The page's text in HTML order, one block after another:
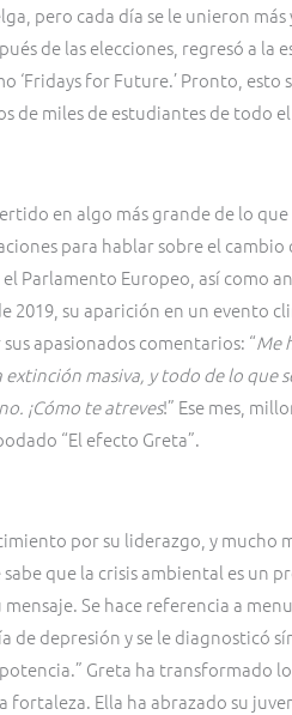
pero cada día se le unieron más
de las elecciones, regresó a la
‘Fridays for Future.’ Pronto, esto
de miles de estudiantes de todo
en algo más grande de lo
para hablar sobre el
Parlamento Europeo, así como
2019, su aparición en un evento
apasionados comentarios: “Me
masiva, y todo de lo que
¡Cómo te atreves!” Ese mes,
“El efecto Greta”.
por su liderazgo, y mucho
que la crisis ambiental es un
Se hace referencia a
depresión y se le diagnosticó
Greta ha transformado
Ella ha abrazado su